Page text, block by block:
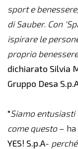
sport e
di Sauber. Con
ispirare le
proprio
dichiarato Silvia
Gruppo Desa
"Siamo
come questo– ha
YES! S.p.A-